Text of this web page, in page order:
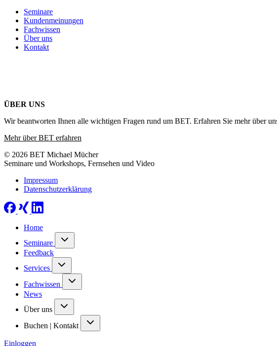
Seminare
Kundenmeinungen
Fachwissen
Über uns
Kontakt
ÜBER UNS
Wir beantworten Ihnen alle wichtigen Fragen rund um BET. Erfahren Sie mehr über
Mehr über BET erfahren
© 2026 BET Michael Mücher
Seminare und Workshops, Fernsehen und Video
Impressum
Datenschutzerklärung
Home
Seminare
Feedback
Services
Fachwissen
News
Über uns
Buchen | Kontakt
Einloggen